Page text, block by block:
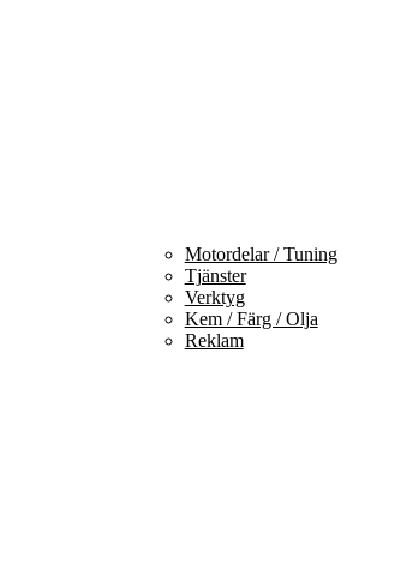
Motordelar / Tuning
Tjänster
Verktyg
Kem / Färg / Olja
Reklam